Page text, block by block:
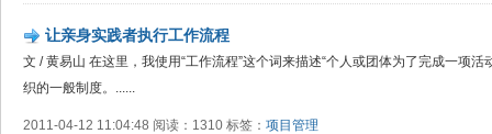
让亲身实践者执行工作流程
文 / 黄易山 在这里，我使用“工作流程”这个词来描述“个人或团体为了完成一项
织的一般制度。......
2011-04-12 11:04:48 阅读：1310 标签： 项目管理